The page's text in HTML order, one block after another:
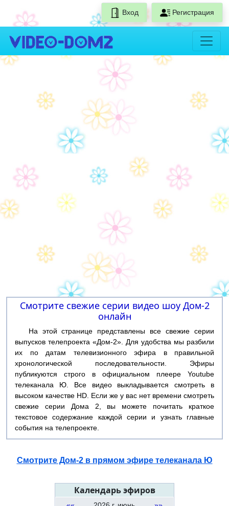
Вход Регистрация
Смотрите свежие серии видео шоу Дом-2
онлайн
На этой странице представлены все свежие серии
выпусков телепроекта «Дом-2». Для удобства мы разбили
их по датам телевизионного эфира в правильной
хронологической последовательности. Эфиры
публикуются строго в официальном плеере Youtube
телеканала Ю. Все видео выкладывается смотреть в
высоком качестве HD. Если же у вас нет времени смотреть
свежие серии Дома 2, вы можете почитать краткое
текстовое содержание каждой серии и узнать главные
события на телепроекте.
Смотрите Дом-2 в прямом эфире телеканала Ю
Календарь эфиров